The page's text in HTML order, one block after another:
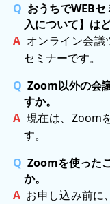
おうちでWEB
入について】は
オンライン会
セミナーです。
Zoom以外の会
すか。
現在は、Zoom
す。
Zoomを使った
か。
お申し込み前に